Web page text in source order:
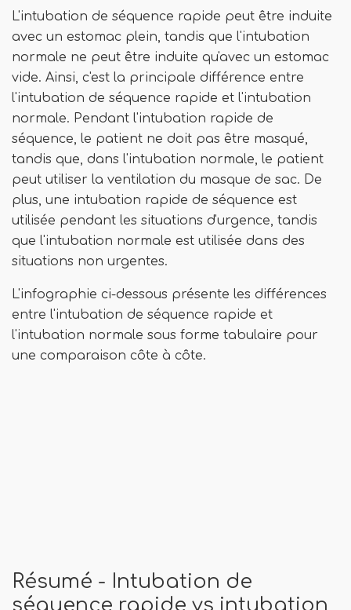
L'intubation de séquence rapide peut être induite
avec un estomac plein, tandis que l'intubation
normale ne peut être induite qu'avec un estomac
vide. Ainsi, c'est la principale différence entre
l'intubation de séquence rapide et l'intubation
normale. Pendant l'intubation rapide de
séquence, le patient ne doit pas être masqué,
tandis que, dans l'intubation normale, le patient
peut utiliser la ventilation du masque de sac. De
plus, une intubation rapide de séquence est
utilisée pendant les situations d'urgence, tandis
que l'intubation normale est utilisée dans des
situations non urgentes.
L'infographie ci-dessous présente les différences
entre l'intubation de séquence rapide et
l'intubation normale sous forme tabulaire pour
une comparaison côte à côte.
Résumé - Intubation de
séquence rapide vs intubation